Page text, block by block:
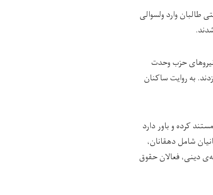
وقتی طالبان وارد ولسوالی
جدی سال ۱۳۷۹ خورشیدی در برابر نیروهای حزب وحدت
به روایت ساکنان
بود، مشخصات 170 نفر از قربانیان را مستند کرده و باور دارد
قربانیان شامل دهقانان،
دینی، فعالان حقوق